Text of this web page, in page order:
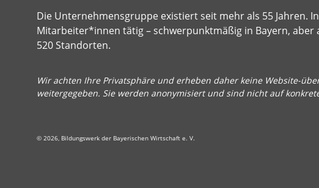
Die Unternehmensgruppe existiert seit mehr als 55 Jahren.
Mitarbeiter*innen tätig – schwerpunktmäßig in Bayern,
520 Standorten.
Wir achten Ihre Privatsphäre und erheben daher keine Website-
weitergegeben. Sie werden anonymisiert und sind nicht auf
© 2026, Bildungswerk der Bayerischen Wirtschaft e. V.